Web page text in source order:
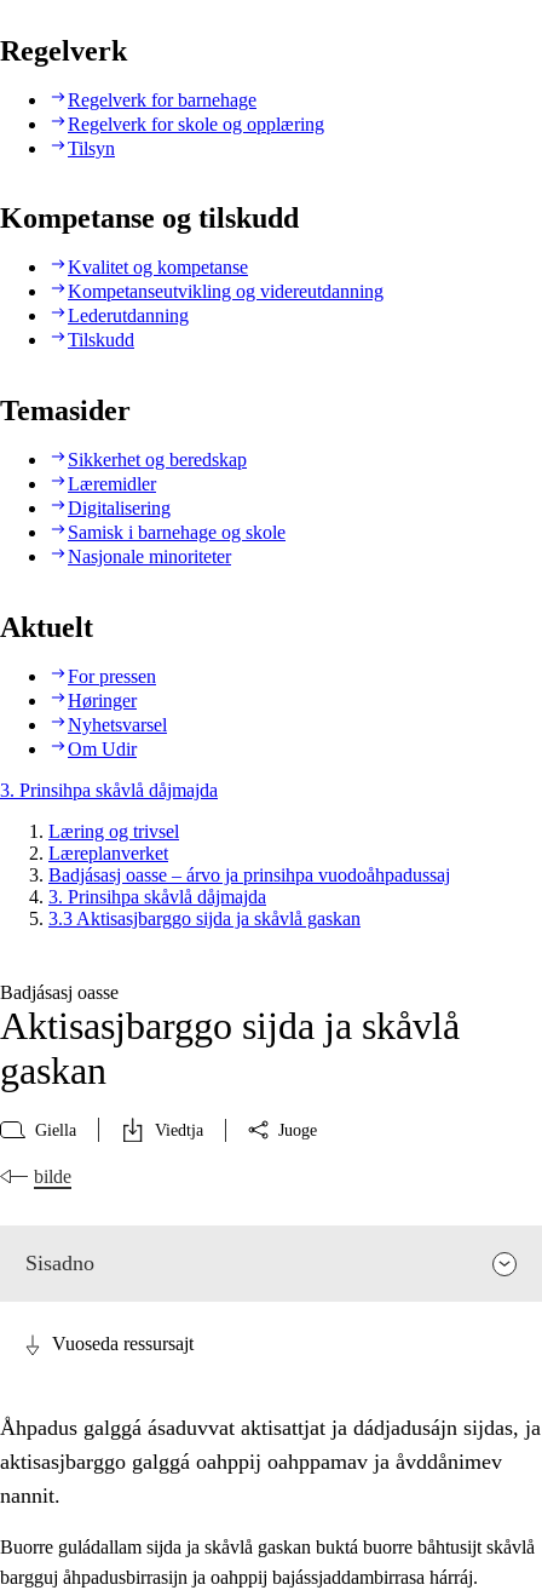
Regelverk
Regelverk for barnehage
Regelverk for skole og opplæring
Tilsyn
Kompetanse og tilskudd
Kvalitet og kompetanse
Kompetanseutvikling og videreutdanning
Lederutdanning
Tilskudd
Temasider
Sikkerhet og beredskap
Læremidler
Digitalisering
Samisk i barnehage og skole
Nasjonale minoriteter
Aktuelt
For pressen
Høringer
Nyhetsvarsel
Om Udir
3. Prinsihpa skåvlå dåjmajda
Læring og trivsel
Læreplanverket
Badjásasj oasse – árvo ja prinsihpa vuodoåhpadussaj
3. Prinsihpa skåvlå dåjmajda
3.3 Aktisasjbarggo sijda ja skåvlå gaskan
Badjásasj oasse
Aktisasjbarggo sijda ja skåvlå
gaskan
Giella Viedtja Juoge
bilde
Sisadno
Vuoseda ressursajt
Åhpadus galggá ásaduvvat aktisattjat ja dádjadusájn sijdas, ja
aktisasjbarggo galggá oahppij oahppamav ja åvddånimev
nannit.
Buorre guládallam sijda ja skåvlå gaskan buktá buorre båhtusijt skåvlå
bargguj åhpadusbirrasijn ja oahppij bajássjaddambirrasa hárráj.